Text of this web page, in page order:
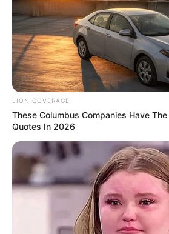
Surgeons: This Simple Method
Arthritis! Try It!
FORGE BODY
LION COVERAGE
These Columbus Companies Have
Quotes In 2026